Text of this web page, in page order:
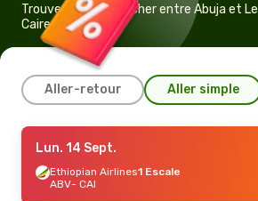
Trouvez un vol pas cher entre Abuja et Le
Caire
Aller-retour Aller simple
Dim. 13 Sept.- Mar. 22 Sept.
Ethiopian Airlines1 Escale
ABV- CAI
Lun. 14 Sept.
Ethiopian Airlines1 Escale
ABV- CAI